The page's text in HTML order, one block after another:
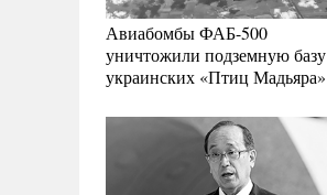
Авиабомбы ФАБ-500
уничтожили подземную базу
украинских «Птиц Мадьяра»